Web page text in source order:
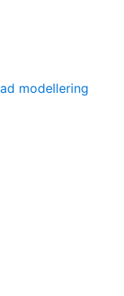
modellering